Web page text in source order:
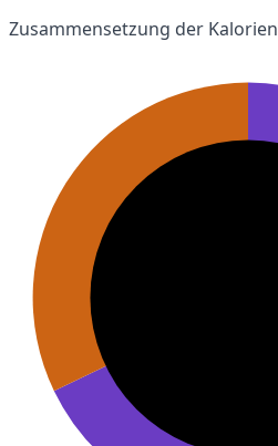
Zusammensetzung der Kalorien